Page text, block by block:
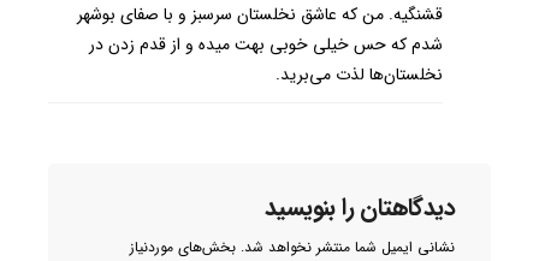
قشنگیه. من که عاشق نخلستان سرسبز و با صفای بوشهر
شدم که حس خیلی خوبی بهت میده و از قدم زدن در
نخلستان‌ها لذت می‌برید.
دیدگاهتان را بنویسید
نشانی ایمیل شما منتشر نخواهد شد. بخش‌های موردنیاز